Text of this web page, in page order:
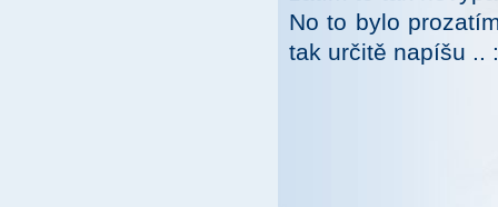
No to bylo
tak určitě napíšu ..